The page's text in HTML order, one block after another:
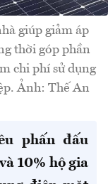
giúp giảm áp
thời góp phần
chi phí sử dụng
Ảnh: Thế An
phấn đấu
10% hộ gia